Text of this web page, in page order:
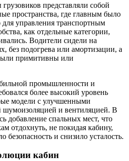
представляли собой
пространства, где главным было
управления транспортным
как отдельные категории,
Водители сидели на
без подогрева или амортизации, а
примитивны или
промышленности и
более высокий уровень
модели с улучшенными
шумоизоляцией и вентиляцией. В
добавление спальных мест, что
отдохнуть, не покидая кабину,
безопасность и снизило усталость.
кабин